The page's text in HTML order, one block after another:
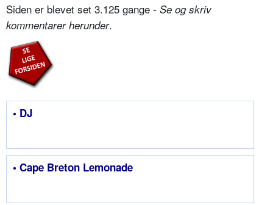
Siden er blevet set 3.125 gange - Se og skriv
kommentarer herunder.
• DJ
• Cape Breton Lemonade